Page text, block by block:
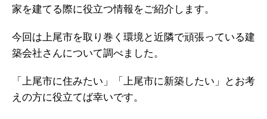
家を建てる際に役立つ情報をご紹介します。
今回は上尾市を取り巻く環境と近隣で頑張っている建
築会社さんについて調べました。
「上尾市に住みたい」「上尾市に新築したい」とお考
えの方に役立てば幸いです。